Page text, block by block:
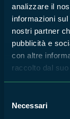
analizzare il
informazioni
nostri partner
pubblicità e
con altre
raccolto dal
delNecessari